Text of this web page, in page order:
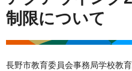
制限について
長野市教育委員会事務局学校教